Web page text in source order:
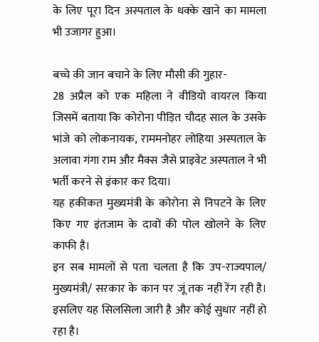
के लिए पूरा दिन अस्पताल के धक्के खाने का मामला
भी उजागर हुआ।
बच्चे की जान बचाने के लिए मौसी की गुहार-
28 अप्रैल को एक महिला ने वीडियो वायरल किया
जिसमें बताया कि कोरोना पीड़ित चौदह साल के उसके
भांजे को लोकनायक, राममनोहर लोहिया अस्पताल के
अलावा गंगा राम और मैक्स जैसे प्राइवेट अस्पताल ने भी
भर्ती करने से इंकार कर दिया।
यह हकीकत मुख्यमंत्री के कोरोना से निपटने के लिए
किए गए इंतजाम के दावों की पोल खोलने के लिए
काफी है।
इन सब मामलों से पता चलता है कि उप-राज्यपाल/
मुख्यमंत्री/ सरकार के कान पर जूं तक नहीं रेंग रही है।
इसलिए यह सिलसिला जारी है और कोई सुधार नहीं हो
रहा है।